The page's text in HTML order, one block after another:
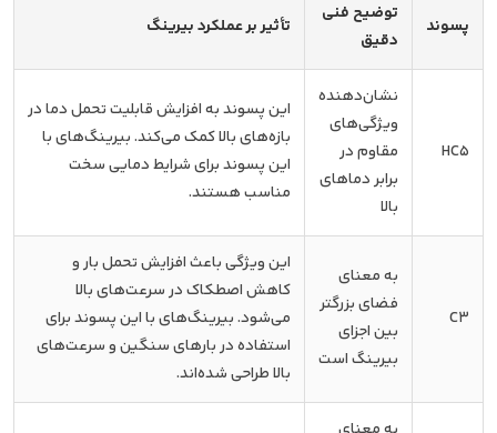
پسوند
توضیح فنی
دقیق
تأثیر بر عملکرد بیرینگ
HC5
نشان‌دهنده
ویژگی‌های
مقاوم در
برابر دماهای
بالا
این پسوند به افزایش قابلیت تحمل دما در
بازه‌های بالا کمک می‌کند. بیرینگ‌های با
این پسوند برای شرایط دمایی سخت
مناسب هستند.
C3
به معنای
فضای بزرگتر
بین اجزای
بیرینگ است
این ویژگی باعث افزایش تحمل بار و
کاهش اصطکاک در سرعت‌های بالا
می‌شود. بیرینگ‌های با این پسوند برای
استفاده در بارهای سنگین و سرعت‌های
بالا طراحی شده‌اند.